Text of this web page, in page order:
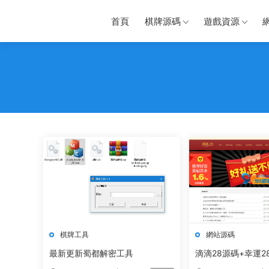
首頁 棋牌源碼 遊戲資源
棋牌工具
最新更新蜀都解密工具
網站源碼
滴滴28源碼+幸運